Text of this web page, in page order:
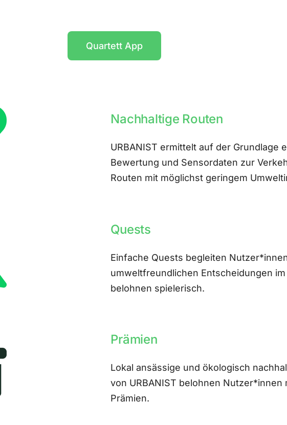
Quartett App
Nachhaltige Routen
URBANIST ermittelt auf der Grundlage
Bewertung und Sensordaten zur
Routen mit möglichst geringem
Quests
Einfache Quests begleiten
umweltfreundlichen Entscheidungen im
belohnen spielerisch.
Prämien
Lokal ansässige und ökologisch
von URBANIST belohnen Nutzer*innen
Prämien.